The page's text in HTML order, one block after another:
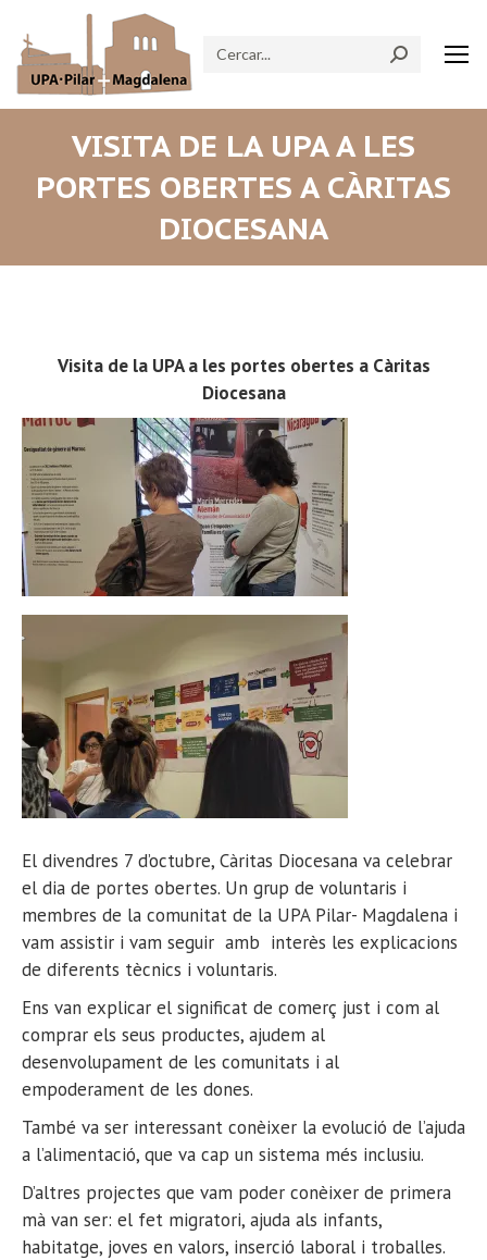
Search:
VISITA DE LA UPA A LES
PORTES OBERTES A CÀRITAS
DIOCESANA
Visita de la UPA a les portes obertes a Càritas
Diocesana
El divendres 7 d’octubre, Càritas Diocesana va celebrar
el dia de portes obertes. Un grup de voluntaris i
membres de la comunitat de la UPA Pilar- Magdalena i
vam assistir i vam seguir amb interès les explicacions
de diferents tècnics i voluntaris.
Ens van explicar el significat de comerç just i com al
comprar els seus productes, ajudem al
desenvolupament de les comunitats i al
empoderament de les dones.
També va ser interessant conèixer la evolució de l’ajuda
a l’alimentació, que va cap un sistema més inclusiu.
D’altres projectes que vam poder conèixer de primera
mà van ser: el fet migratori, ajuda als infants,
habitatge, joves en valors, inserció laboral i troballes.